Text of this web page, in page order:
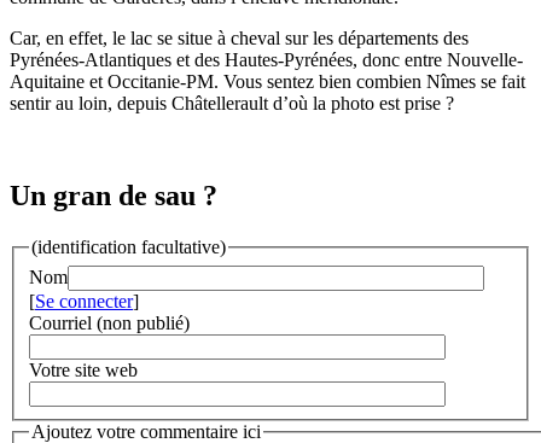
Car, en effet, le lac se situe à cheval sur les départements des
Pyrénées-Atlantiques et des Hautes-Pyrénées, donc entre Nouvelle-
Aquitaine et Occitanie-PM. Vous sentez bien combien Nîmes se fait
sentir au loin, depuis Châtellerault d’où la photo est prise ?
Un gran de sau ?
(identification facultative)
Nom
[Se connecter]
Courriel (non publié)
Votre site web
Ajoutez votre commentaire ici